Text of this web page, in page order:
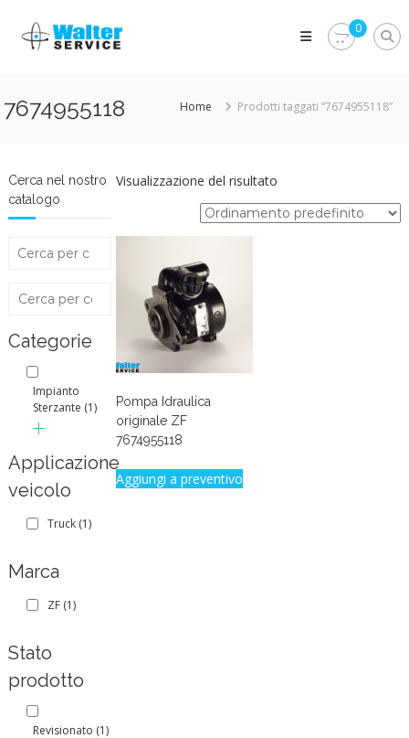
content
Walter
Service
parti
veicolo?
Vieni
Srl
0
7674955118 Home Prodotti taggati “7674955118”
Visualizzazione del risultato
Pompa Idraulica
originale ZF
7674955118
Aggiungi a preventivo
Cerca nel nostro
catalogo
Categorie
Impianto
Sterzante (1)
Applicazione
veicolo
Truck (1)
Marca
ZF (1)
Stato
prodotto
Revisionato (1)